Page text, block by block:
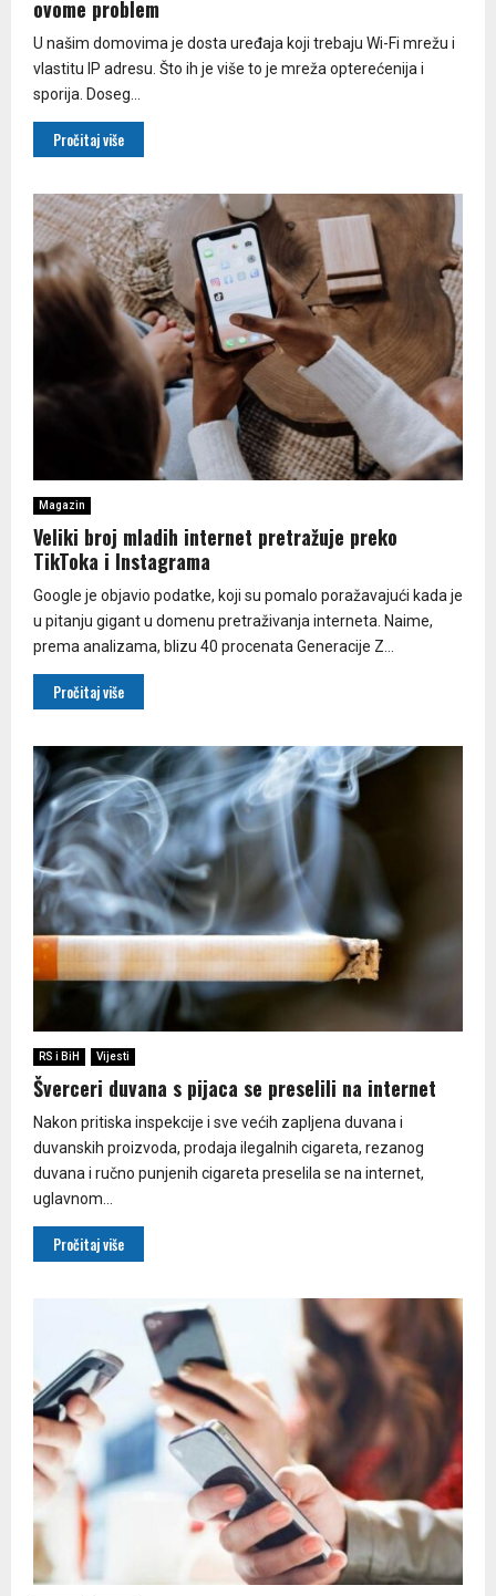
ovome problem
U našim domovima je dosta uređaja koji trebaju Wi-Fi mrežu i
vlastitu IP adresu. Što ih je više to je mreža opterećenija i
sporija. Doseg...
Pročitaj više
Magazin
Veliki broj mladih internet pretražuje preko
TikToka i Instagrama
Google je objavio podatke, koji su pomalo poražavajući kada je
u pitanju gigant u domenu pretraživanja interneta. Naime,
prema analizama, blizu 40 procenata Generacije Z...
Pročitaj više
RS i BiH Vijesti
Šverceri duvana s pijaca se preselili na internet
Nakon pritiska inspekcije i sve većih zapljena duvana i
duvanskih proizvoda, prodaja ilegalnih cigareta, rezanog
duvana i ručno punjenih cigareta preselila se na internet,
uglavnom...
Pročitaj više